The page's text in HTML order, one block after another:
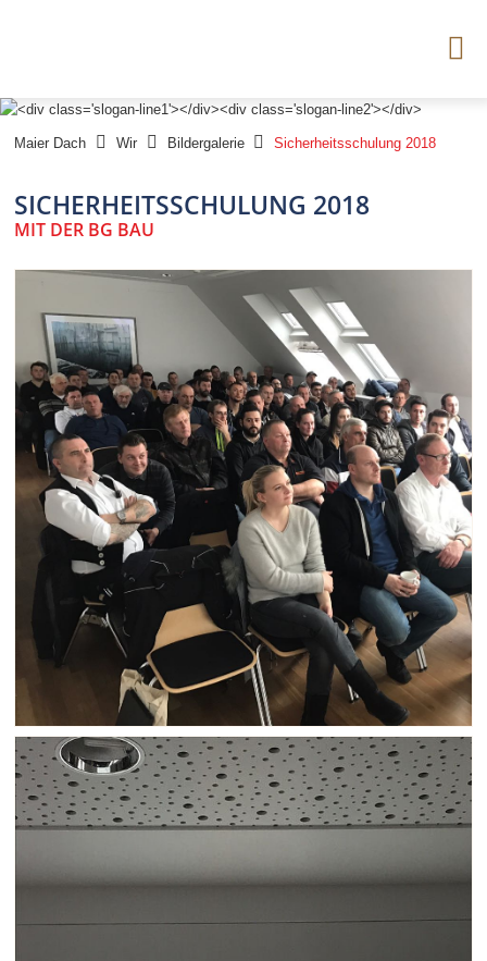

Maier Dach  Wir  Bildergalerie  Sicherheitsschulung 2018
SICHERHEITSSCHULUNG 2018
MIT DER BG BAU